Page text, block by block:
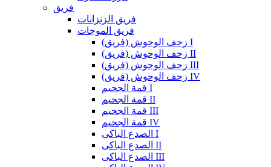
فريق
فريق الزنزانات
فريق الموجات
زحف الوحوش (فريق) I
زحف الوحوش (فريق) II
زحف الوحوش (فريق) III
زحف الوحوش (فريق) IV
قمة الجحيم I
قمة الجحيم II
قمة الجحيم III
قمة الجحيم IV
الصدع الباكى I
الصدع الباكى II
الصدع الباكى III